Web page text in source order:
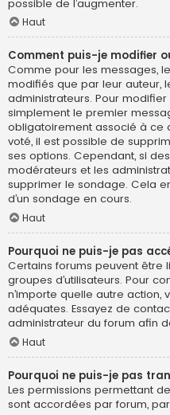
possible de l’augmenter.
Haut
Comment puis-je modifier
Comme pour les messages,
modifiés que par leur auteur,
administrateurs. Pour
simplement le premier
obligatoirement associé à ce
voté, il est possible de
ses options. Cependant, si
modérateurs et les
supprimer le sondage. Cela
d’un sondage en cours.
Haut
Pourquoi ne puis-je pas
Certains forums peuvent être
groupes d’utilisateurs. Pour
n’importe quelle autre action,
adéquates. Essayez de
administrateur du forum afin
Haut
Pourquoi ne puis-je pas
Les permissions permettant
sont accordées par forum,